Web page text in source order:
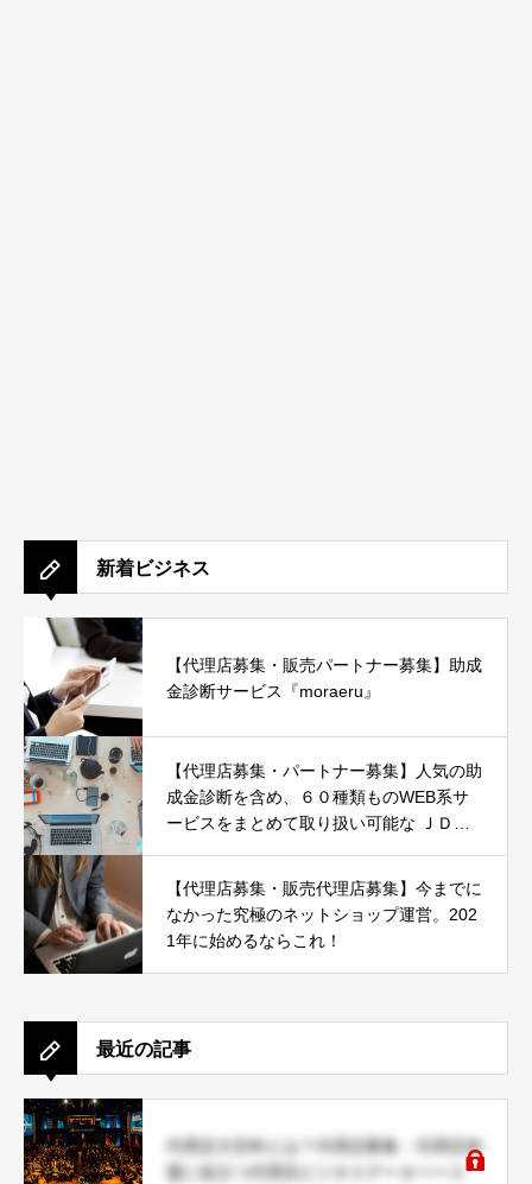
新着ビジネス
【代理店募集・販売パートナー募集】助成
金診断サービス『moraeru』
【代理店募集・パートナー募集】人気の助
成金診断を含め、６０種類ものWEB系サ
ービスをまとめて取り扱い可能な ＪＤネ
【代理店募集・販売代理店募集】今までに
なかった究極のネットショップ運営。202
1年に始めるならこれ！
最近の記事
代理店大百科とは？代理店募集・代理店加
盟に役立つ代理店ビジネスデータベース